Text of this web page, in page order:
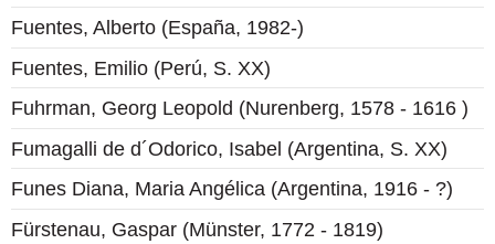
Fuentes, Alberto (España, 1982-)
Fuentes, Emilio (Perú, S. XX)
Fuhrman, Georg Leopold (Nurenberg, 1578 - 1616 )
Fumagalli de d´Odorico, Isabel (Argentina, S. XX)
Funes Diana, Maria Angélica (Argentina, 1916 - ?)
Fürstenau, Gaspar (Münster, 1772 - 1819)